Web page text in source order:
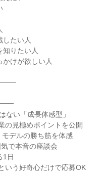
したい人
知りたい人
けが欲しい人
ない「成長体感型」
の見極めポイントを公開
デルの勝ち筋を体感
で本音の座談会
1日
いう好奇心だけで応募OK